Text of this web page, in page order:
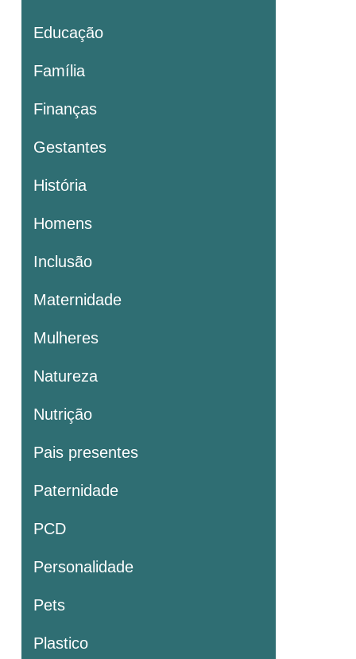
Educação
Família
Finanças
Gestantes
História
Homens
Inclusão
Maternidade
Mulheres
Natureza
Nutrição
Pais presentes
Paternidade
PCD
Personalidade
Pets
Plastico